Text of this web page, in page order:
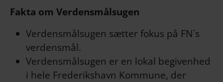
Fakta om Verdensmålsugen
Verdensmålsugen sætter fokus på FN´s
verdensmål.
Verdensmålsugen er en lokal begivenhed
i hele Frederikshavn Kommune, der